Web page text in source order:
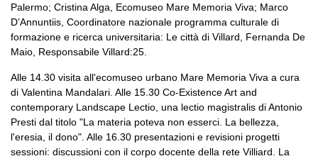
Palermo; Cristina Alga, Ecomuseo Mare Memoria Viva; Marco
D’Annuntiis, Coordinatore nazionale programma culturale di
formazione e ricerca universitaria: Le città di Villard, Fernanda De
Maio, Responsabile Villard:25.
Alle 14.30 visita all'ecomuseo urbano Mare Memoria Viva a cura
di Valentina Mandalari. Alle 15.30 Co-Existence Art and
contemporary Landscape Lectio, una lectio magistralis di Antonio
Presti dal titolo "La materia poteva non esserci. La bellezza,
l'eresia, il dono". Alle 16.30 presentazioni e revisioni progetti
sessioni: discussioni con il corpo docente della rete Villiard. La